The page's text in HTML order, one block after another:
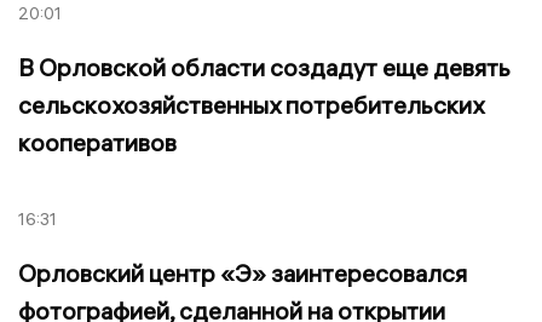
20:01
В Орловской области создадут еще девять
сельскохозяйственных потребительских
кооперативов
16:31
Орловский центр «Э» заинтересовался
фотографией, сделанной на открытии